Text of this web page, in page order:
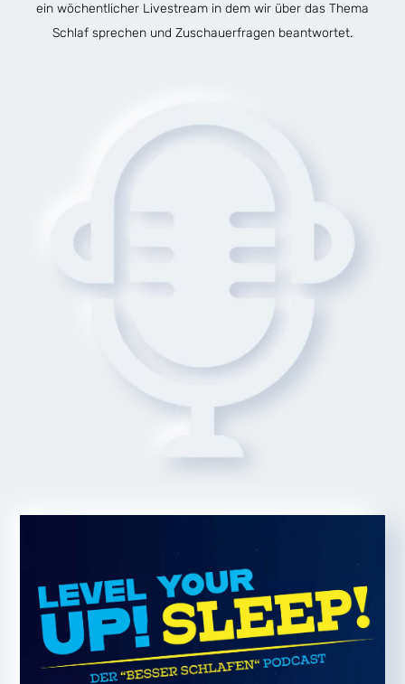
ein wöchentlicher Livestream in dem wir über das Thema
Schlaf sprechen und Zuschauerfragen beantwortet.